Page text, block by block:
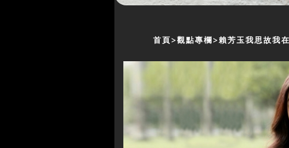
首頁 觀點專欄 賴芳玉我思故我在